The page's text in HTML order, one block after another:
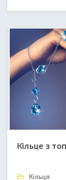
Кільце з
Кільця